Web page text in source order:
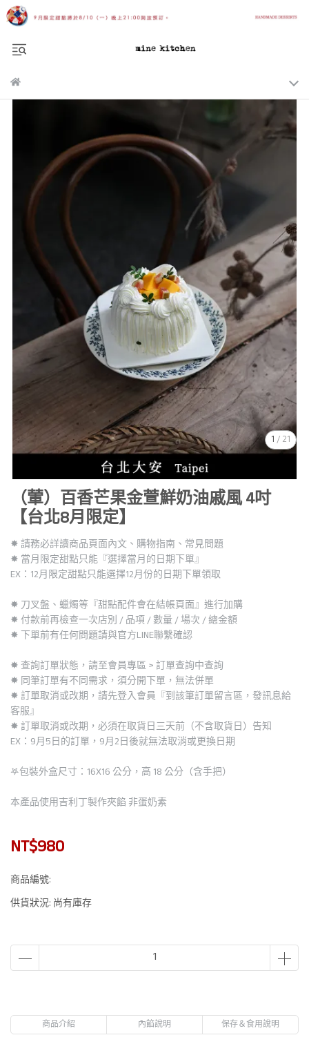
1 / 21
（葷）百香芒果金萱鮮奶油戚風 4吋
【台北8月限定】
✸ 請務必詳讀商品頁面內文、購物指南、常見問題
✸ 當月限定甜點只能『選擇當月的日期下單』
EX：12月限定甜點只能選擇12月份的日期下單領取
✸ 刀叉盤、蠟燭等『甜點配件會在結帳頁面』進行加購
✸ 付款前再檢查一次店別 / 品項 / 數量 / 場次 / 總金額
✸ 下單前有任何問題請與官方LINE聯繫確認
✸ 查詢訂單狀態，請至會員專區 > 訂單查詢中查詢
✸ 同筆訂單有不同需求，須分開下單，無法併單
✸ 訂單取消或改期，請先登入會員『到該筆訂單留言區，發訊息給
客服』
✸ 訂單取消或改期，必須在取貨日三天前（不含取貨日）告知
EX：9月5日的訂單，9月2日後就無法取消或更換日期
𖤐包裝外盒尺寸：16X16 公分，高 18 公分（含手把）
本產品使用吉利丁製作夾餡 非蛋奶素
NT$980
商品編號:
供貨狀況: 尚有庫存
商品介紹 內餡說明 保存＆食用說明